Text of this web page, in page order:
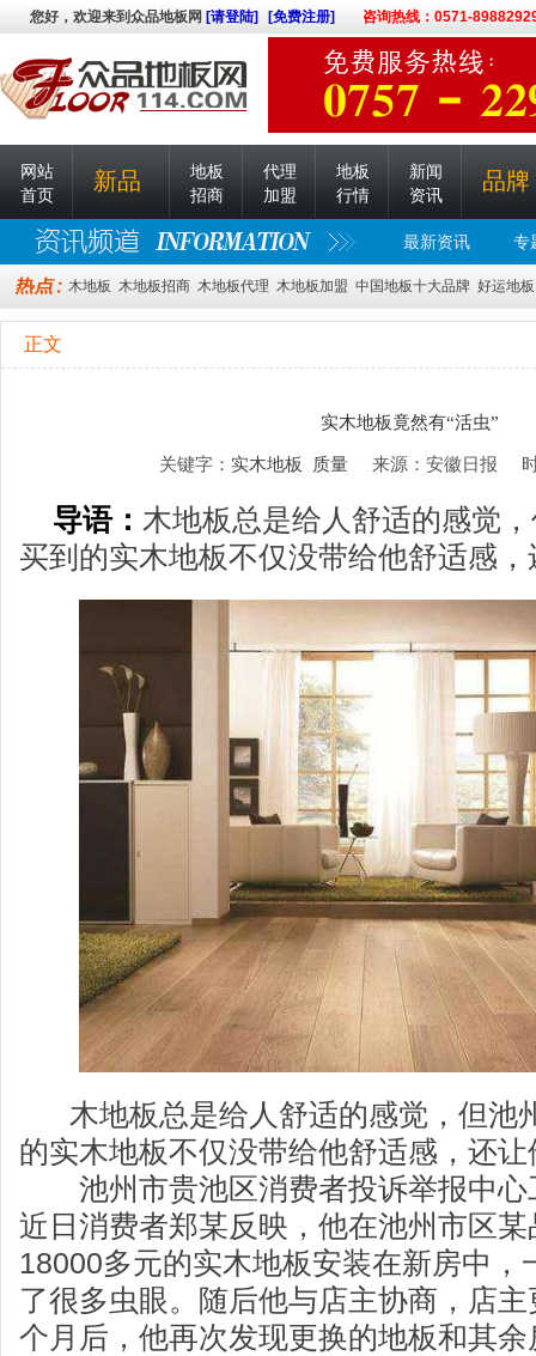
您好，欢迎来到众品地板网 [请登陆] [免费注册] 咨询热线：0571-
网站
首页
新品
地板
招商
代理
加盟
地板
行情
新闻
资讯
品牌
最新资讯 专
木地板 木地板招商 木地板代理 木地板加盟 中国地板十大品牌 好运地板
正文
实木地板竟然有“活虫”
关键字： 实木地板 质量来源：安徽日报 时
导语： 木地板总是给人舒适的感觉
买到的实木地板不仅没带给他舒适感
木地板总是给人舒适的感觉，但池
的实木地板不仅没带给他舒适感，还
池州市贵池区消费者投诉举报中心
近日消费者郑某反映，他在池州市区
18000多元的实木地板安装在新房中，
了很多虫眼。随后他与店主协商，店
个月后，他再次发现更换的地板和其